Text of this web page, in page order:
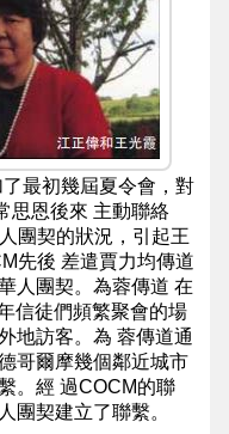
最初幾屆夏令會，對
思恩後來 主動聯絡
團契的狀況，引起王
先後 差遣賈力均傳道
人團契。為蓉傳道 在
信徒們頻繁聚會的場
地訪客。為 蓉傳道通
哥爾摩幾個鄰近城市
。經 過COCM的聯
團契建立了聯繫。